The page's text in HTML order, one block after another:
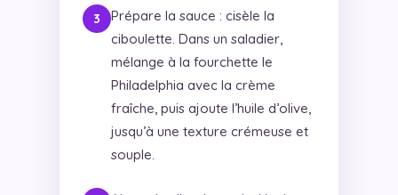
Prépare la sauce : cisèle la
ciboulette. Dans un saladier,
mélange à la fourchette le
Philadelphia avec la crème
fraîche, puis ajoute l’huile d’olive,
jusqu’à une texture crémeuse et
souple.